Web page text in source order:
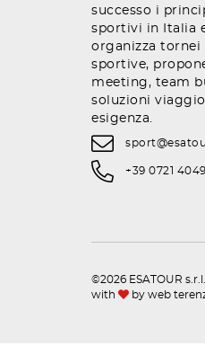
successo i
sportivi in Italia
organizza tornei
sportive,
meeting, team
soluzioni
esigenza.
+39 0721
©2026 ESATOUR
with
by web